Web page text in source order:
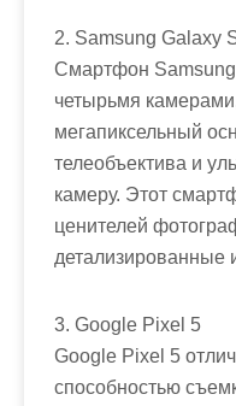
2. Samsung Galaxy
Смартфон
четырьмя
мегапиксельный
телеобъектива и
камеру. Этот
ценителей
детализированные
3. Google Pixel 5
Google Pixel 5
способностью